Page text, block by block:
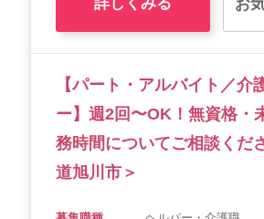
詳しくみる お
【パート・アルバイト／介
ー】週2回〜OK！無資格・
務時間についてご相談くだ
道旭川市＞